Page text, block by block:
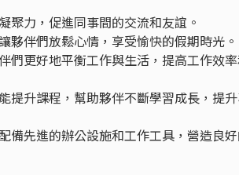
聚力，促進同事間的交流和友誼。
夥伴們放鬆心情，享受愉快的假期時光。
們更好地平衡工作與生活，提高工作效
提升課程，幫助夥伴不斷學習成長，提
備先進的辦公設施和工作工具，營造良